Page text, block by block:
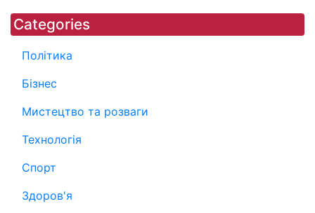
Categories
Політика
Бізнес
Мистецтво та розваги
Технологія
Спорт
Здоров'я